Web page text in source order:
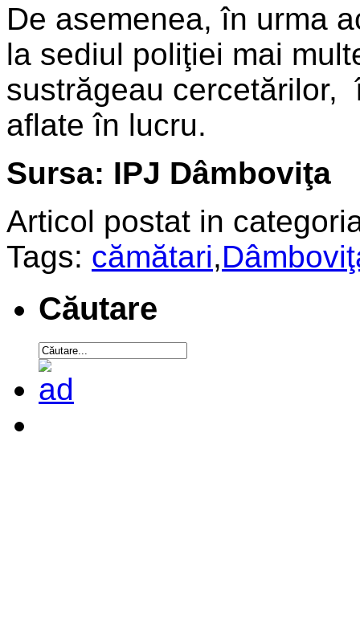
De asemenea, în urma
la sediul poliţiei mai
sustrăgeau cercetărilor,
aflate în lucru.
Sursa: IPJ Dâmboviţa
Articol postat in
Tags: cămătari,
Căutare